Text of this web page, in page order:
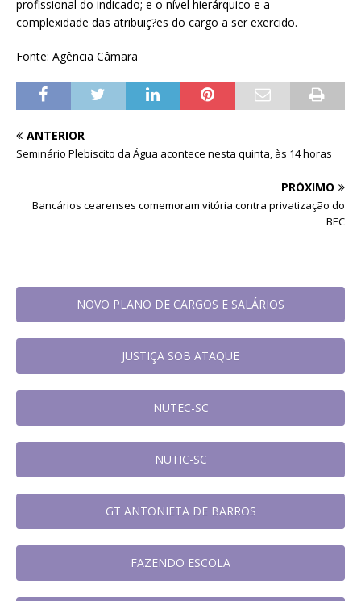
profissional do indicado; e o nível hierárquico e a
complexidade das atribuiç?es do cargo a ser exercido.
Fonte: Agência Câmara
ANTERIOR
Seminário Plebiscito da Água acontece nesta quinta, às 14 horas
PRÓXIMO
Bancários cearenses comemoram vitória contra privatização do
BEC
NOVO PLANO DE CARGOS E SALÁRIOS
JUSTIÇA SOB ATAQUE
NUTEC-SC
NUTIC-SC
GT ANTONIETA DE BARROS
FAZENDO ESCOLA